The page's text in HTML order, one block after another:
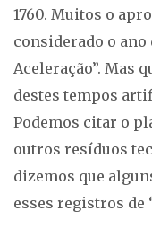
1760. Muitos o
considerado o ano
Aceleração”. Mas
destes tempos
Podemos citar o
outros resíduos
dizemos que
esses registros de